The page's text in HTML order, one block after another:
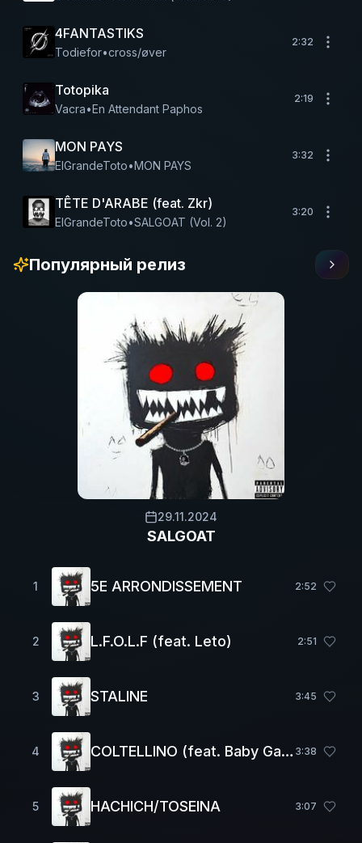
4FANTASTIKS
Todiefor•cross/øver
2:32
Totopika
Vacra•En Attendant Paphos
2:19
MON PAYS
ElGrandeToto•MON PAYS
3:32
TÊTE D'ARABE (feat. Zkr)
ElGrandeToto•SALGOAT (Vol. 2)
3:20
Популярный релиз
29.11.2024
SALGOAT
1 5E ARRONDISSEMENT 2:52
2 L.F.O.L.F (feat. Leto) 2:51
3 STALINE 3:45
4 COLTELLINO (feat. Baby Gang) 3:38
5 HACHICH/TOSEINA 3:07